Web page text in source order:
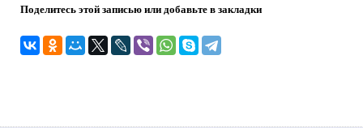
Поделитесь этой записью или добавьте в закладки